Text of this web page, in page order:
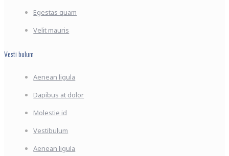
Egestas quam
Velit mauris
Vesti bulum
Aenean ligula
Dapibus at dolor
Molestie id
Vestibulum
Aenean ligula